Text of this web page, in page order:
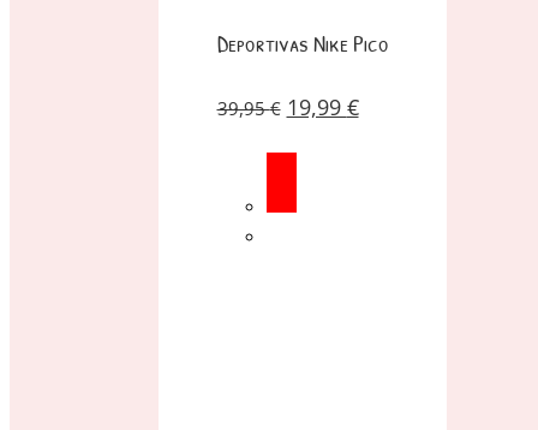
Deportivas Nike Pico
39,95€ 19,99 €